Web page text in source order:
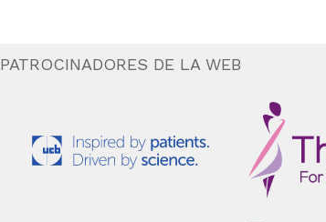
PATROCINADORES DE LA WEB